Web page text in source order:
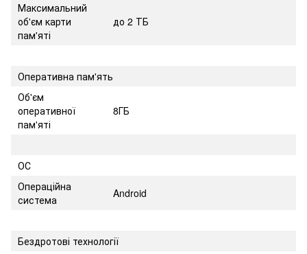
Максимальний
об'єм карти
пам'яті
до 2 ТБ
Оперативна пам'ять
Об'єм
оперативної
пам'яті
8ГБ
ОС
Операційна
система
Android
Бездротові технології